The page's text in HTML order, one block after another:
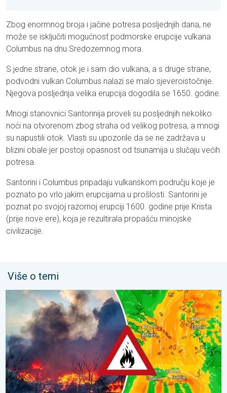
Zbog enormnog broja i jačine potresa posljednjih dana, ne
može se isključiti mogućnost podmorske erupcije vulkana
Columbus na dnu Sredozemnog mora.
S jedne strane, otok je i sam dio vulkana, a s druge strane,
podvodni vulkan Columbus nalazi se malo sjeveroistočnije.
Njegova posljednja velika erupcija dogodila se 1650. godine.
Mnogi stanovnici Santorinija proveli su posljednjih nekoliko
noći na otvorenom zbog straha od velikog potresa, a mnogi
su napustili otok. Vlasti su upozorile da se ne zadržava u
blizini obale jer postoji opasnost od tsunamija u slučaju većih
potresa.
Santorini i Columbus pripadaju vulkanskom području koje je
poznato po vrlo jakim erupcijama u prošlosti. Santorini je
poznat po svojoj razornoj erupciji 1600. godine prije Krista
(prije nove ere), koja je rezultirala propašću minojske
civilizacije.
Više o temi
Olujni vjetar rasplamsava vatru. Vruće i jak vjetar. . . petak, 31.